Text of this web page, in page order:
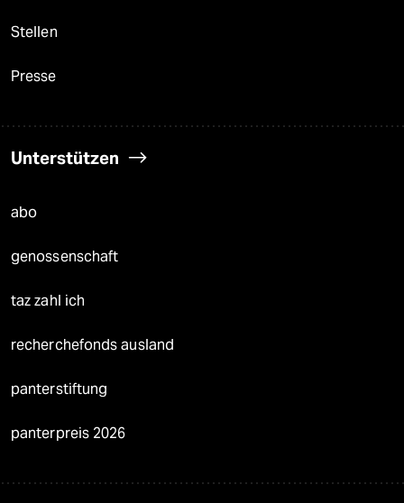
Stellen
Presse
Unterstützen
abo
genossenschaft
taz zahl ich
recherchefonds ausland
panterstiftung
panterpreis 2026